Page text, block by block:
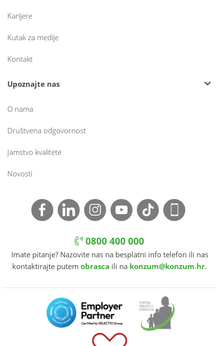
Karijere
Kutak za medije
Kontakt
Upoznajte nas
O nama
Društvena odgovornost
Jamstvo kvalitete
Novosti
0800 400 000
Imate pitanje? Nazovite nas na besplatni info telefon ili nas
kontaktirajte putem obrasca ili na konzum@konzum.hr.